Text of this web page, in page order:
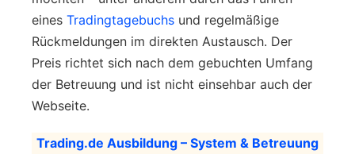
eines Tradingtagebuchs und regelmäßige
Rückmeldungen im direkten Austausch. Der
Preis richtet sich nach dem gebuchten Umfang
der Betreuung und ist nicht einsehbar auch der
Webseite.
Trading.de Ausbildung – System & Betreuung